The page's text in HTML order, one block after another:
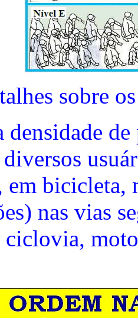
sobre
densidade
em bicicleta,
nas vias
ciclovia,